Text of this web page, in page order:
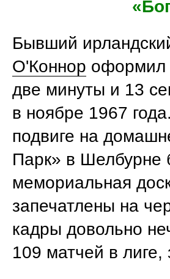
Бывший
О'Коннор оформил
две минуты и 13
в ноябре 1967
подвиге на
Парк» в Шелбурне
мемориальная
запечатлены на
кадры довольно
109 матчей в лиге,